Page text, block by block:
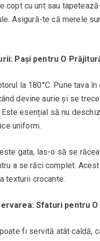
copt cu unt sau
Asigură-te că merele
Pași pentru O
la 180°C. Pune tava
devine aurie și se
esențial să nu
uniform.
gata, las-o să se
a se răci complet.
texturii crocante.
Sfaturi pentru
fi servită atât caldă,